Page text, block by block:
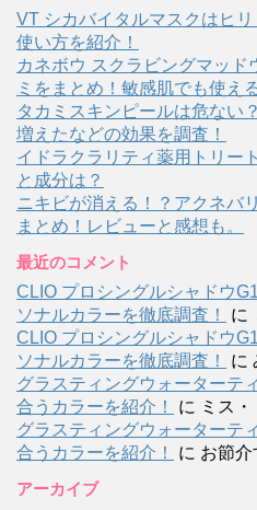
VT シカバイタルマスクはヒ
使い方を紹介！
カネボウ スクラビングマッド
ミをまとめ！敏感肌でも使え
タカミスキンピールは危ない
増えたなどの効果を調査！
イドラクラリティ薬用トリー
と成分は？
ニキビが消える！？アクネバ
まとめ！レビューと感想も。
最近のコメント
CLIO プロシングルシャドウ
ソナルカラーを徹底調査！
に
CLIO プロシングルシャドウ
ソナルカラーを徹底調査！
に
グラスティングウォーターテ
合うカラーを紹介！
に ミス
グラスティングウォーターテ
合うカラーを紹介！
に お節介
アーカイブ